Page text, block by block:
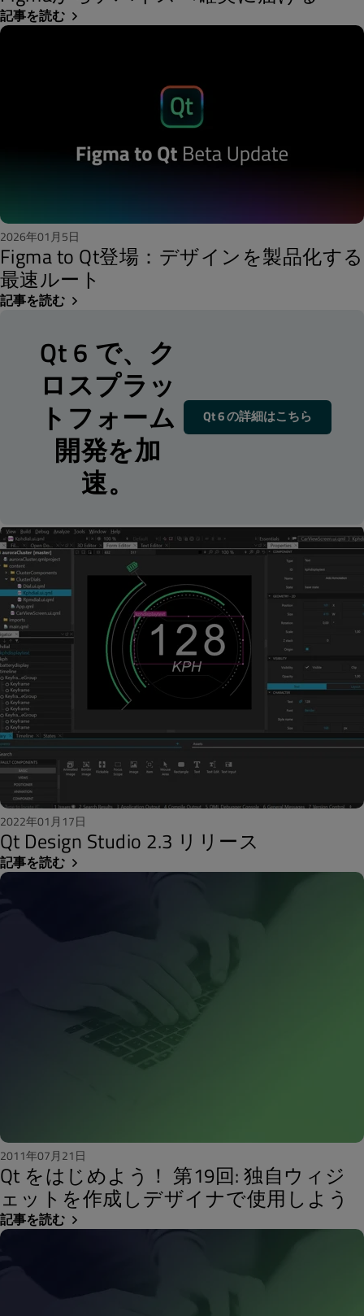
記事を読む
2026年01月5日
Figma to Qt登場：デザインを製品化する
最速ルート
記事を読む
Qt 6 で、ク
ロスプラッ
トフォーム
開発を加
速。
Qt 6 の詳細はこちら
2022年01月17日
Qt Design Studio 2.3 リリース
記事を読む
2011年07月21日
Qt をはじめよう！ 第19回: 独自ウィジ
ェットを作成しデザイナで使用しよう
記事を読む